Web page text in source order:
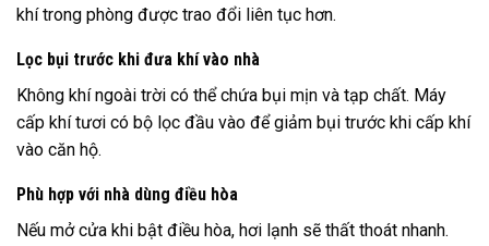
khí trong phòng được trao đổi liên tục hơn.
Lọc bụi trước khi đưa khí vào nhà
Không khí ngoài trời có thể chứa bụi mịn và tạp chất. Máy
cấp khí tươi có bộ lọc đầu vào để giảm bụi trước khi cấp khí
vào căn hộ.
Phù hợp với nhà dùng điều hòa
Nếu mở cửa khi bật điều hòa, hơi lạnh sẽ thất thoát nhanh.